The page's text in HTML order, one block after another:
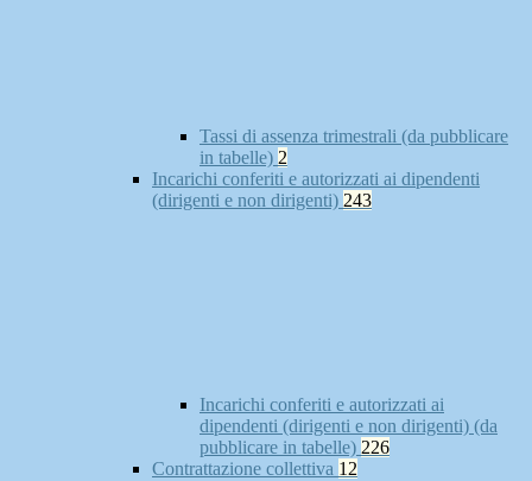
Tassi di assenza trimestrali (da pubblicare
in tabelle) 2
Incarichi conferiti e autorizzati ai dipendenti
(dirigenti e non dirigenti) 243
Incarichi conferiti e autorizzati ai
dipendenti (dirigenti e non dirigenti) (da
pubblicare in tabelle) 226
Contrattazione collettiva 12